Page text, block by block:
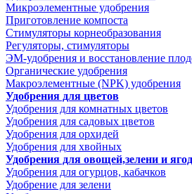
Микроэлементные удобрения
Приготовление компоста
Стимуляторы корнеобразования
Регуляторы, стимуляторы
ЭМ-удобрения и восстановление
Органические удобрения
Макроэлементные (NPK) удобрения
Удобрения для цветов
Удобрения для комнатных цветов
Удобрения для садовых цветов
Удобрения для орхидей
Удобрения для хвойных
Удобрения для овощей,зелени и ягод
Удобрения для огурцов, кабачков
Удобрение для зелени